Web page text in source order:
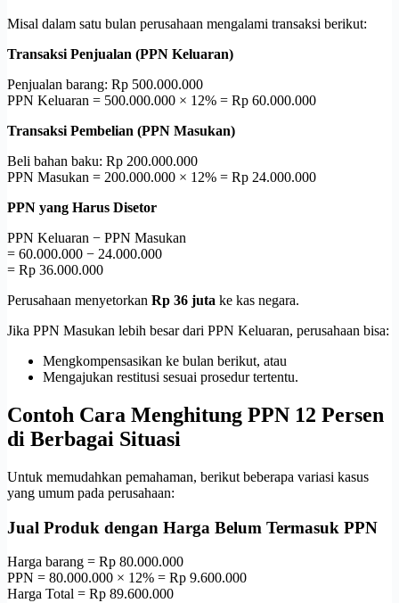
Misal dalam satu bulan perusahaan mengalami transaksi berikut:
Transaksi Penjualan (PPN Keluaran)
Penjualan barang: Rp 500.000.000
PPN Keluaran = 500.000.000 × 12% = Rp 60.000.000
Transaksi Pembelian (PPN Masukan)
Beli bahan baku: Rp 200.000.000
PPN Masukan = 200.000.000 × 12% = Rp 24.000.000
PPN yang Harus Disetor
PPN Keluaran − PPN Masukan
= 60.000.000 − 24.000.000
= Rp 36.000.000
Perusahaan menyetorkan Rp 36 juta ke kas negara.
Jika PPN Masukan lebih besar dari PPN Keluaran, perusahaan bisa:
Mengkompensasikan ke bulan berikut, atau
Mengajukan restitusi sesuai prosedur tertentu.
Contoh Cara Menghitung PPN 12 Persen
di Berbagai Situasi
Untuk memudahkan pemahaman, berikut beberapa variasi kasus
yang umum pada perusahaan:
Jual Produk dengan Harga Belum Termasuk PPN
Harga barang = Rp 80.000.000
PPN = 80.000.000 × 12% = Rp 9.600.000
Harga Total = Rp 89.600.000